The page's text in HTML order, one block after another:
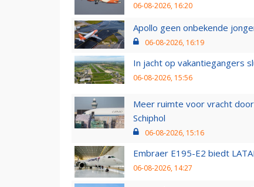
06-08-2026, 16:20
Apollo geen onbekende
06-08-2026, 16:19
In jacht op vakantiegangers
06-08-2026, 15:56
Meer ruimte voor vracht
Schiphol
06-08-2026, 15:16
Embraer E195-E2 biedt
06-08-2026, 14:27